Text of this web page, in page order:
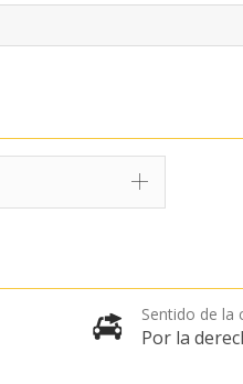
Sentido de la
Por la